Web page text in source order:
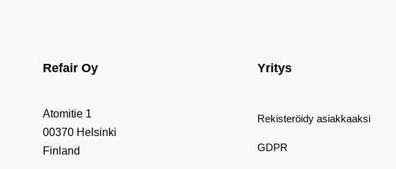
Refair Oy
Atomitie 1
00370 Helsinki
Finland
Yritys
Rekisteröidy asiakkaaksi
GDPR